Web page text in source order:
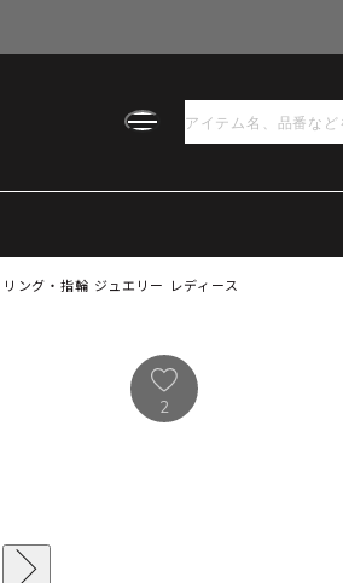
ング・指輪 ジュエリー レディース
2